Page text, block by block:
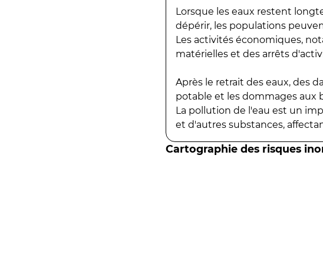
Lorsque les eaux restent
dépérir, les populations
Les activités économiques,
matérielles et des arrêts
Après le retrait des eaux, des
potable et les dommages aux
La pollution de l'eau est un
et d'autres substances,
Cartographie des risques